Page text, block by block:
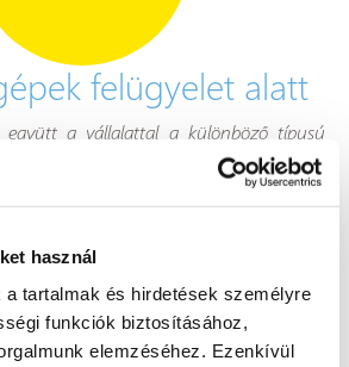
használ
a tartalmak és hirdetések személyre
funkciók biztosításához,
elemzéséhez. Ezenkívül
felügyelet alatt
együtt a vállalattal a különböző típusú
terén. Szolgáltatásainkat jelenleg az
OHL ŽS a.s. szervezeti egységeknek
programok